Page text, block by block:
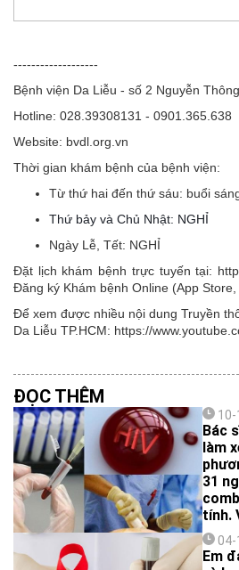
-------------------
Bệnh viện Da Liễu - số 2 Nguyễn
Hotline: 028.39308131 - 0901.365.638
Website: bvdl.org.vn
Thời gian khám bệnh của bệnh viện:
Từ thứ hai đến thứ sáu: buổi
Thứ bảy và Chủ Nhật: NGHỈ
Ngày Lễ, Tết: NGHỈ
Đặt lịch khám bệnh trực tuyến tại:
Đăng ký Khám bệnh Online (App Store,
Để xem được nhiều nội dung Truyền
Da Liễu TP.HCM: https://
ĐỌC THÊM
10-
Bác
làm
31
tính.
tâm04-
Em